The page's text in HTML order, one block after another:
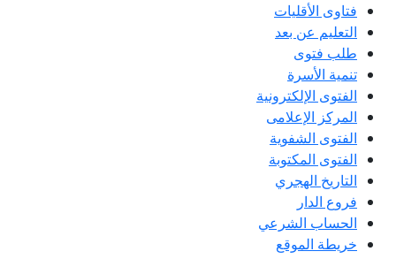
فتاوى الأقليات
التعليم عن بعد
طلب فتوى
تنمية الأسرة
الفتوى الإلكترونية
المركز الإعلامى
الفتوى الشفوية
الفتوى المكتوبة
التاريخ الهجري
فروع الدار
الحساب الشرعي
خريطة الموقع